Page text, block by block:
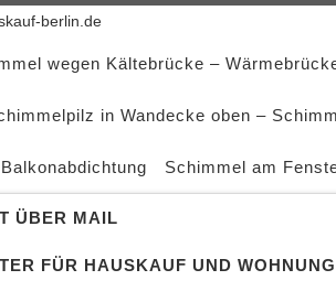
berlin.de
wegen Kältebrücke –
in Wandecke oben –
Schimmel am
ÜBER MAIL
FÜR HAUSKAUF UND